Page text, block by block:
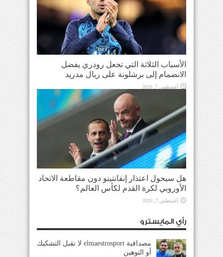
الأسباب الثلاثة التي تجعل رودري يفضل
الانضمام إلى برشلونة على ريال مدريد
أغسطس 7, 2026
هل سيحول اعتذار إنفانتينو دون مقاطعة الاتحاد
الأوروبي لكرة القدم لكأس العالم؟
أغسطس 7, 2026
رأي المايسترو
مصداقية elmaestrosport لا تقبل التشكيك
أو التوهين